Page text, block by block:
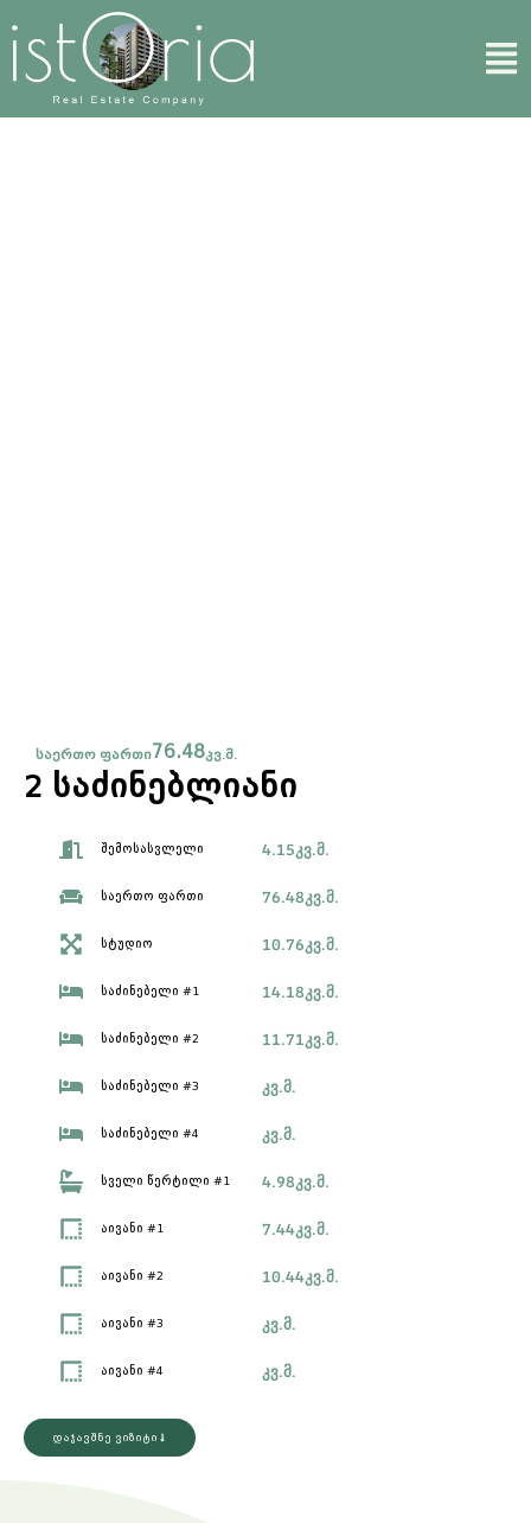
საერთო ფართი76.48კვ.მ.
2 საძინებლიანი
შემოსასვლელი 4.15კვ.მ.
საერთო ფართი 76.48კვ.მ.
სტუდიო 10.76კვ.მ.
საძინებელი #1 14.18კვ.მ.
საძინებელი #2 11.71კვ.მ.
საძინებელი #3 კვ.მ.
საძინებელი #4 კვ.მ.
სველი წერტილი #1 4.98კვ.მ.
აივანი #1 7.44კვ.მ.
აივანი #2 10.44კვ.მ.
აივანი #3 კვ.მ.
აივანი #4 კვ.მ.
დაჯავშნე ვიზიტი